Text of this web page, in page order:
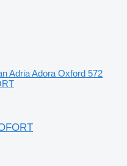
Adria Adora Oxford 572